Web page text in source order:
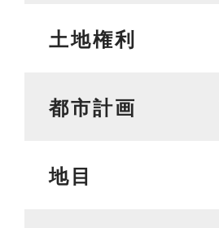
土地権利
都市計画
地目